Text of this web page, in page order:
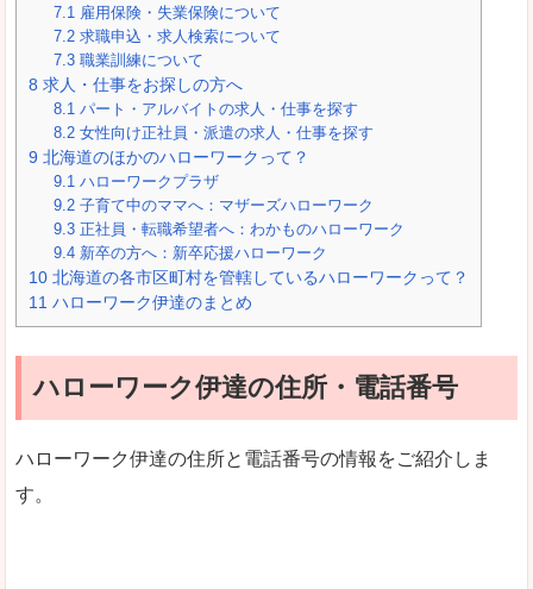
7.1 雇用保険・失業保険について
7.2 求職申込・求人検索について
7.3 職業訓練について
8 求人・仕事をお探しの方へ
8.1 パート・アルバイトの求人・仕事を探す
8.2 女性向け正社員・派遣の求人・仕事を探す
9 北海道のほかのハローワークって？
9.1 ハローワークプラザ
9.2 子育て中のママへ：マザーズハローワーク
9.3 正社員・転職希望者へ：わかものハローワーク
9.4 新卒の方へ：新卒応援ハローワーク
10 北海道の各市区町村を管轄しているハローワークって？
11 ハローワーク伊達のまとめ
ハローワーク伊達の住所・電話番号
ハローワーク伊達の住所と電話番号の情報をご紹介しま
す。